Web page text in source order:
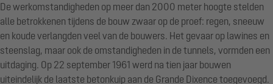
De werkomstandigheden op meer dan 2000 meter hoogte stelden
alle betrokkenen tijdens de bouw zwaar op de proef: regen, sneeuw
en koude verlangden veel van de bouwers. Het gevaar op lawines en
steenslag, maar ook de omstandigheden in de tunnels, vormden een
uitdaging. Op 22 september 1961 werd na tien jaar bouwen
uiteindelijk de laatste betonkuip aan de Grande Dixence toegevoegd.